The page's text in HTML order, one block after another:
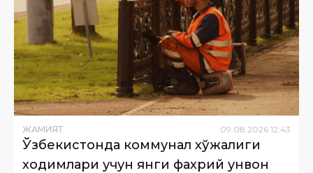
ЖАМИЯТ 09 08 2026 12:43
Ўзбекистонда коммунал хўжалиги
ходимлари учун янги фахрий унвон